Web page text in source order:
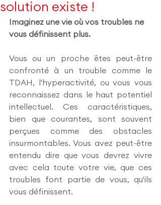
solution existe !
Imaginez une vie où vos troubles ne
vous définissent plus.
Vous ou un proche êtes peut-être
confronté à un trouble comme le
TDAH, l'hyperactivité, ou vous vous
reconnaissez dans le haut potentiel
intellectuel. Ces caractéristiques,
bien que courantes, sont souvent
perçues comme des obstacles
insurmontables. Vous avez peut-être
entendu dire que vous devrez vivre
avec cela toute votre vie, que ces
troubles font partie de vous, qu'ils
vous définissent.